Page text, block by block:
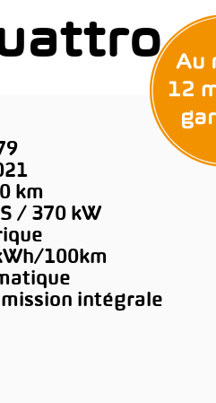
km
/ 370 kW
100km
intégrale